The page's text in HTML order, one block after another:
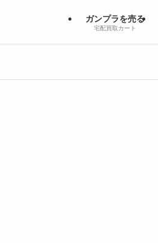
ガンプラを売る
宅配買取カート